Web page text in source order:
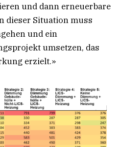
und dann erneuerbare
dieser Situation muss
und ein
umsetzen, das
erzielt.»